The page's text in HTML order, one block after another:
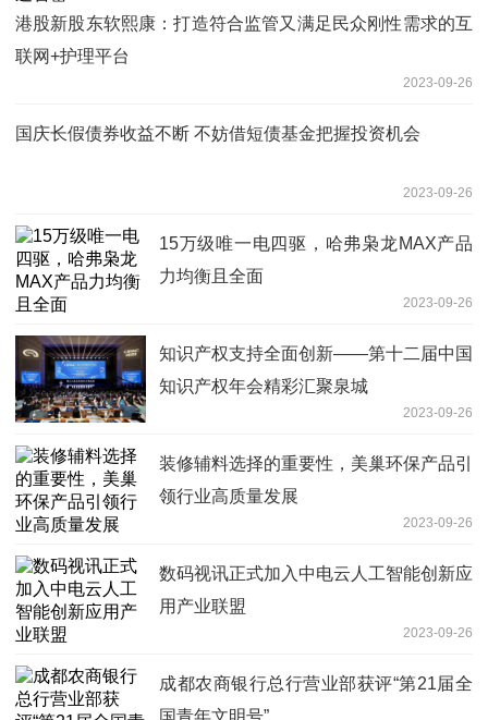
港股新股东软熙康：打造符合监管又满足民众刚性需求的互
联网+护理平台
2023-09-26
国庆长假债券收益不断 不妨借短债基金把握投资机会
2023-09-26
15万级唯一电四驱，哈弗枭龙MAX产品
力均衡且全面
2023-09-26
知识产权支持全面创新——第十二届中国
知识产权年会精彩汇聚泉城
2023-09-26
装修辅料选择的重要性，美巢环保产品引
领行业高质量发展
2023-09-26
数码视讯正式加入中电云人工智能创新应
用产业联盟
2023-09-26
成都农商银行总行营业部获评“第21届全
国青年文明号”